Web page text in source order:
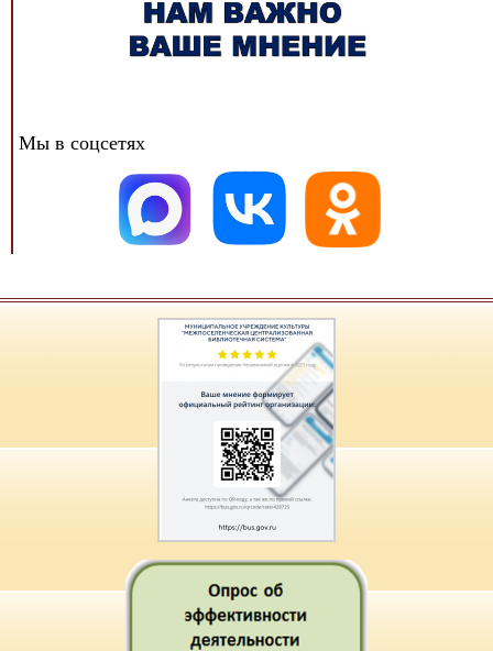
Мы в соцсетях